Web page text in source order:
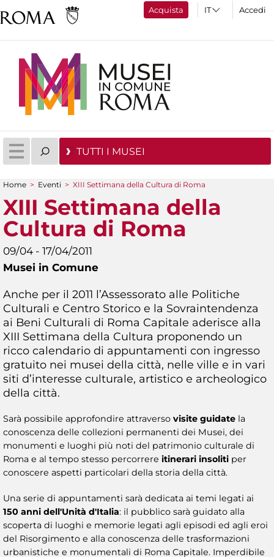
Acquista Accedi
TUTTI I MUSEI
Tu sei qui
Home > Eventi > XIII Settimana della Cultura di Roma
XIII Settimana della
Cultura di Roma
09/04 - 17/04/2011
Musei in Comune
Anche per il 2011 l’Assessorato alle Politiche
Culturali e Centro Storico e la Sovraintendenza
ai Beni Culturali di Roma Capitale aderisce alla
XIII Settimana della Cultura proponendo un
ricco calendario di appuntamenti con ingresso
gratuito nei musei della città, nelle ville e in vari
siti d’interesse culturale, artistico e archeologico
della città.
Sarà possibile approfondire attraverso visite guidate la
conoscenza delle collezioni permanenti dei Musei, dei
monumenti e luoghi più noti del patrimonio culturale di
Roma e al tempo stesso percorrere itinerari insoliti per
conoscere aspetti particolari della storia della città.
Una serie di appuntamenti sarà dedicata ai temi legati ai
150 anni dell'Unità d'Italia: il pubblico sarà guidato alla
scoperta di luoghi e memorie legati agli episodi ed agli eroi
del Risorgimento e alla conoscenza delle trasformazioni
urbanistiche e monumentali di Roma Capitale. Imperdibile